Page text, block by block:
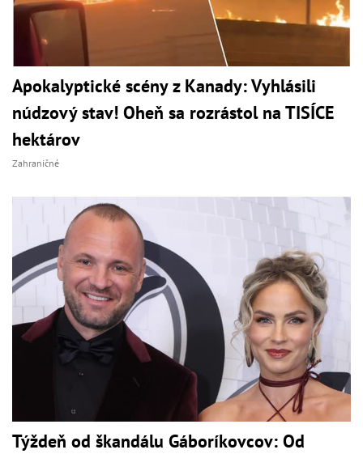
Apokalyptické scény z Kanady: Vyhlásili
núdzový stav! Oheň sa rozrástol na TISÍCE
hektárov
Zahraničné
Týždeň od škandálu Gáboríkovcov: Od